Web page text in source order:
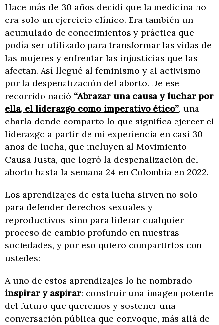
Hace más de 30 años decidí que la medicina no
era solo un ejercicio clínico. Era también un
acumulado de conocimientos y práctica que
podía ser utilizado para transformar las vidas de
las mujeres y enfrentar las injusticias que las
afectan. Así llegué al feminismo y al activismo
por la despenalización del aborto. De ese
recorrido nació “Abrazar una causa y luchar por
ella, el liderazgo como imperativo ético”, una
charla donde comparto lo que significa ejercer el
liderazgo a partir de mi experiencia en casi 30
años de lucha, que incluyen al Movimiento
Causa Justa, que logró la despenalización del
aborto hasta la semana 24 en Colombia en 2022.
Los aprendizajes de esta lucha sirven no solo
para defender derechos sexuales y
reproductivos, sino para liderar cualquier
proceso de cambio profundo en nuestras
sociedades, y por eso quiero compartirlos con
ustedes:
A uno de estos aprendizajes lo he nombrado
inspirar y aspirar: construir una imagen potente
del futuro que queremos y sostener una
conversación pública que convoque, más allá de